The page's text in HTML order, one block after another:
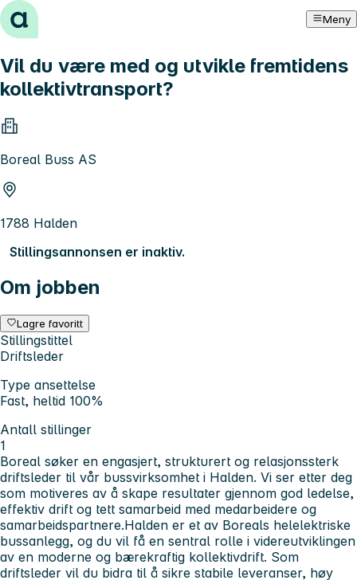
Hopp til innhold Meny
Vil du være med og utvikle fremtidens
kollektivtransport?
Boreal Buss AS
1788 Halden
Stillingsannonsen er inaktiv.
Om jobben
Lagre favoritt
Stillingstittel
Driftsleder
Type ansettelse
Fast, heltid 100%
Antall stillinger
1
Boreal søker en engasjert, strukturert og relasjonssterk
driftsleder til vår bussvirksomhet i Halden. Vi ser etter deg
som motiveres av å skape resultater gjennom god ledelse,
effektiv drift og tett samarbeid med medarbeidere og
samarbeidspartnere.Halden er et av Boreals helelektriske
bussanlegg, og du vil få en sentral rolle i videreutviklingen
av en moderne og bærekraftig kollektivdrift. Som
driftsleder vil du bidra til å sikre stabile leveranser, høy